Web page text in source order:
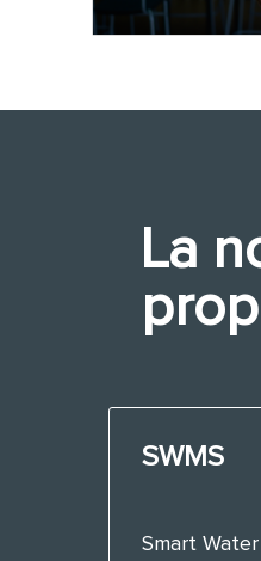
La
SWMS
Smart